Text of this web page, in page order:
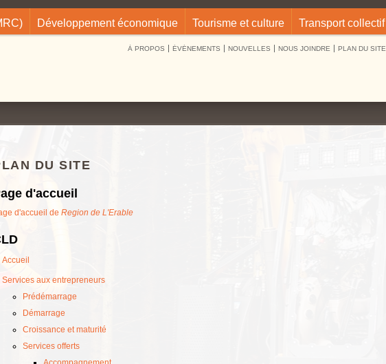
Développement économique Tourisme et culture Transport collectif
À PROPOS ÉVÉNEMENTS NOUVELLES NOUS JOINDRE PLAN DU SITE
DU SITE
d'accueil
d'accueil de Region de L'Erable
Accueil
Services aux entrepreneurs
Prédémarrage
Démarrage
Croissance et maturité
Services offerts